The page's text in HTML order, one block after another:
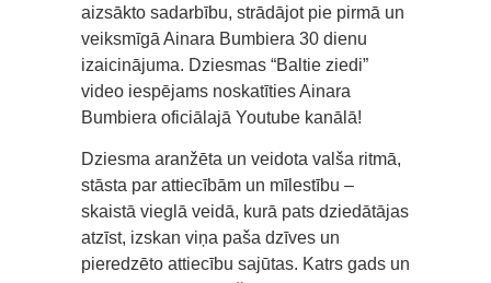
aizsākto sadarbību, strādājot pie pirmā un
veiksmīgā Ainara Bumbiera 30 dienu
izaicinājuma. Dziesmas “Baltie ziedi”
video iespējams noskatīties Ainara
Bumbiera oficiālajā Youtube kanālā!
Dziesma aranžēta un veidota valša ritmā,
stāsta par attiecībām un mīlestību –
skaistā vieglā veidā, kurā pats dziedātājas
atzīst, izskan viņa paša dzīves un
pieredzēto attiecību sajūtas. Katrs gads un